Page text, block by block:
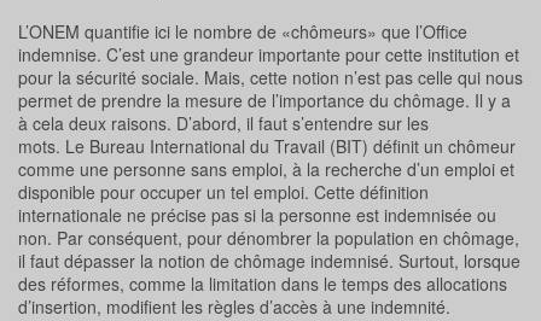
L’ONEM quantifie ici le nombre de «chômeurs» que l’Office
indemnise. C’est une grandeur importante pour cette institution et
pour la sécurité sociale. Mais, cette notion n’est pas celle qui nous
permet de prendre la mesure de l’importance du chômage. Il y a
à cela deux raisons. D’abord, il faut s’entendre sur les
mots. Le Bureau International du Travail (BIT) définit un chômeur
comme une personne sans emploi, à la recherche d’un emploi et
disponible pour occuper un tel emploi. Cette définition
internationale ne précise pas si la personne est indemnisée ou
non. Par conséquent, pour dénombrer la population en chômage,
il faut dépasser la notion de chômage indemnisé. Surtout, lorsque
des réformes, comme la limitation dans le temps des allocations
d’insertion, modifient les règles d’accès à une indemnité.